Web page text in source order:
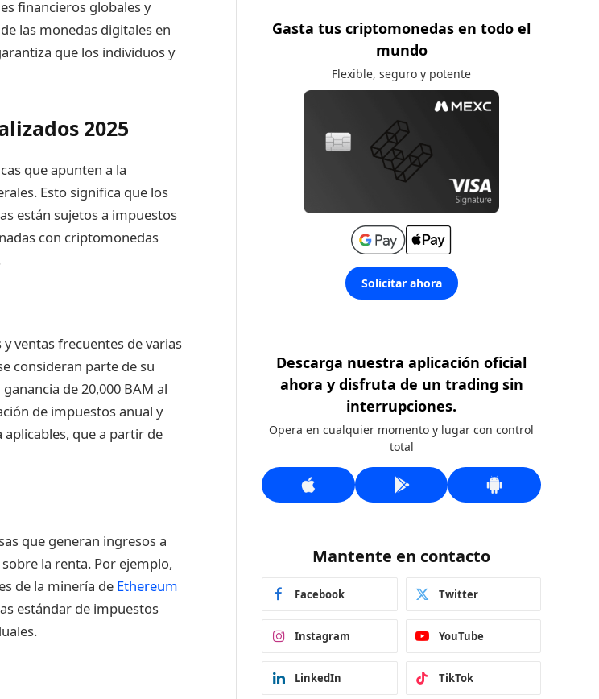
financieros globales y
las monedas digitales en
que los individuos y
2025
que apunten a la
Esto significa que los
están sujetos a impuestos
con criptomonedas
ventas frecuentes de varias
consideran parte de su
de 20,000 BAM al
de impuestos anual y
que a partir de
que generan ingresos a
la renta. Por ejemplo,
de la minería de Ethereum
estándar de impuestos
Gasta tus criptomonedas en todo el
mundo
Flexible, seguro y potente
Solicitar ahora
Descarga nuestra aplicación oficial
ahora y disfruta de un trading sin
interrupciones.
Opera en cualquier momento y lugar con control
total
Mantente en contacto
Facebook Twitter
Instagram YouTube
LinkedIn TikTok